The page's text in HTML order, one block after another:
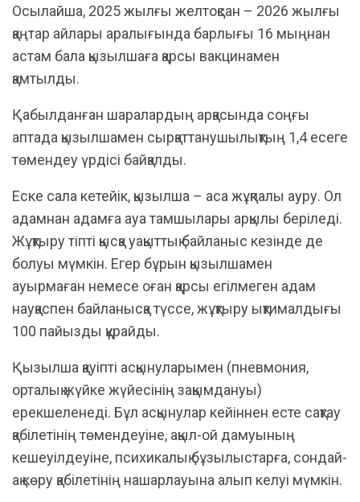
Осылайша, 2025 жылғы желтоқсан – 2026 жылғы
қаңтар айлары аралығында барлығы 16 мыңнан
астам бала қызылшаға қарсы вакцинамен
қамтылды.
Қабылданған шаралардың арқасында соңғы
аптада қызылшамен сырқаттанушылықтың 1,4 есеге
төмендеу үрдісі байқалды.
Еске сала кетейік, қызылша – аса жұқпалы ауру. Ол
адамнан адамға ауа тамшылары арқылы беріледі.
Жұқтыру тіпті қысқа уақыттық байланыс кезінде де
болуы мүмкін. Егер бұрын қызылшамен
ауырмаған немесе оған қарсы егілмеген адам
науқаспен байланысқа түссе, жұқтыру ықтималдығы
100 пайызды құрайды.
Қызылша қауіпті асқынуларымен (пневмония,
орталық жүйке жүйесінің зақымдануы)
ерекшеленеді. Бұл асқынулар кейіннен есте сақтау
қабілетінің төмендеуіне, ақыл-ой дамуының
кешеуілдеуіне, психикалық бұзылыстарға, сондай-
ақ көру қабілетінің нашарлауына алып келуі мүмкін.